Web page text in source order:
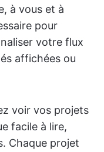
à vous et à
pour
votre flux
affichées ou
voir vos projets
facile à lire,
Chaque projet